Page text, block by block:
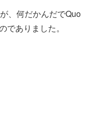
、何だかんだでQuo
ありました。